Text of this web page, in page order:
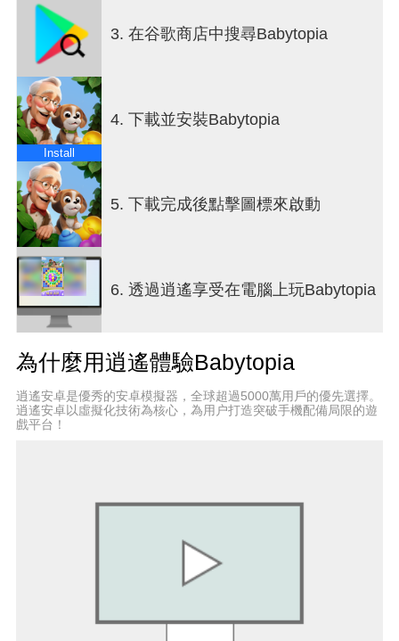
3. 在谷歌商店中搜尋Babytopia
Install
4. 下載並安裝Babytopia
5. 下載完成後點擊圖標來啟動
6. 透過逍遙享受在電腦上玩Babytopia
為什麼用逍遙體驗Babytopia
逍遙安卓是優秀的安卓模擬器，全球超過5000萬用戶的優先選擇。
逍遙安卓以虛擬化技術為核心，為用户打造突破手機配備局限的遊
戲平台！